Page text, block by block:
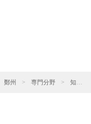
鄭州 > 専門分野 > 知的財産権